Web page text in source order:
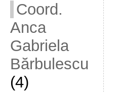
Coord.
Anca
Gabriela
Bărbulescu
(4)